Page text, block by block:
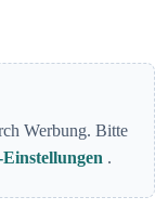
Werbung. Bitte
.